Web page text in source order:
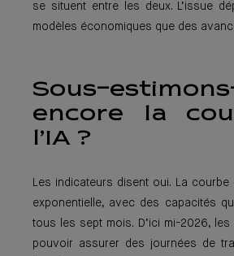
se situent entre les deux. L’issue
modèles économiques que des
Sous-
encore la
l’IA ?
Les indicateurs disent oui. La courbe
exponentielle, avec des capacités
tous les sept mois. D’ici mi-2026,
pouvoir assurer des journées de